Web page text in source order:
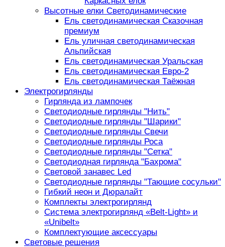
Высотные елки Светодинамические
Ель светодинамическая Сказочная
премиум
Ель уличная светодинамическая
Альпийская
Ель светодинамическая Уральская
Ель светодинамическая Евро-2
Ель светодинамическая Таёжная
Электрогирлянды
Гирлянда из лампочек
Светодиодные гирлянды "Нить"
Светодиодные гирлянды "Шарики"
Светодиодные гирлянды Свечи
Светодиодные гирлянды Роса
Светодиодные гирлянды "Сетка"
Светодиодная гирлянда "Бахрома"
Световой занавес Led
Светодиодные гирлянды "Тающие сосульки"
Гибкий неон и Дюралайт
Комплекты электрогирлянд
Система электрогирлянд «Belt-Light» и
«Unibelt»
Комплектующие аксессуары
Световые решения